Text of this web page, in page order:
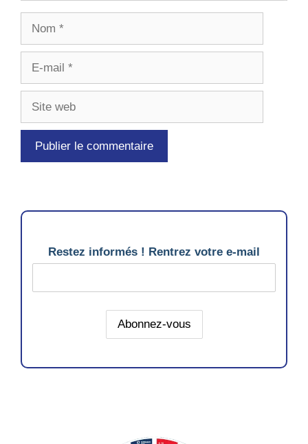
Restez informés ! Rentrez votre e-mail